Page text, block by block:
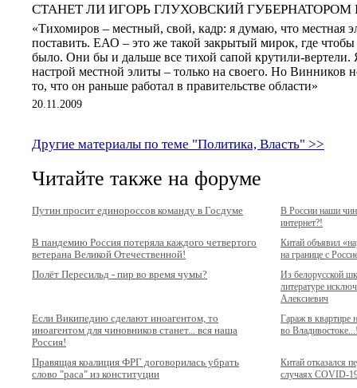
СТАНЕТ ЛИ ИГОРЬ ГЛУХОВСКИЙ ГУБЕРНАТОРОМ
«Тихомиров – местный, свой, кадр: я думаю, что местная
поставить. ЕАО – это же такой закрытый мирок, где чтобы
было. Они бы и дальше все тихой сапой крутили-вертели.
настрой местной элиты – только на своего. Но Винников
то, что он раньше работал в правительстве области»
20.11.2009
Другие материалы по теме "Политика, Власть" >>
Читайте также на форуме
Путин просит единороссов команду в Госдуме
В России наши
интернет?!
В пандемию Россия потеряла каждого четвертого
ветерана Великой Отечественной!
Китай объявил
на границе с
Полёт Пересильд - пир во время чумы?
Из белорусской
литературе
Алексиевич
Если Википедию сделают иноагентом, то
иноагентом для чиновников станет... вся наша
Россия!
Гараж в
во
Правящая коалиция ФРГ договорилась убрать
слово "раса" из конституции
Китай отказался
случаях COVID-